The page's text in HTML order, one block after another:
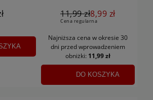
11,99 zł
Cena regularna
8,99 zł
Najniższa cena w okresie 30
dni przed wprowadzeniem
obniżki: 11,99 zł
DO KOSZYKA